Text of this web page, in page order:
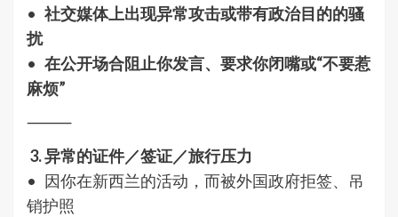
• 社交媒体上出现异常攻击或带有政治目的的骚
扰
• 在公开场合阻止你发言、要求你闭嘴或“不要惹
麻烦”
⸻
3. 异常的证件／签证／旅行压力
• 因你在新西兰的活动，而被外国政府拒签、吊
销护照